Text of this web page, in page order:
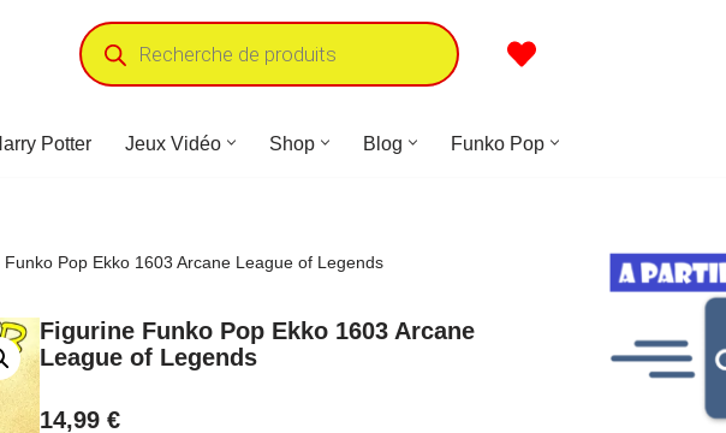
Potter Jeux Vidéo Shop Blog Funko Pop
Funko Pop Ekko 1603 Arcane League of Legends
Figurine Funko Pop Ekko 1603 Arcane
League of Legends
14,99 €